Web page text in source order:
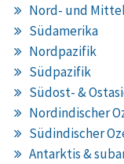
Nord- und
Südamerika
Nordpazifik
Südpazifik
Südost- &
Nordindischer
Südindischer
Antarktis &